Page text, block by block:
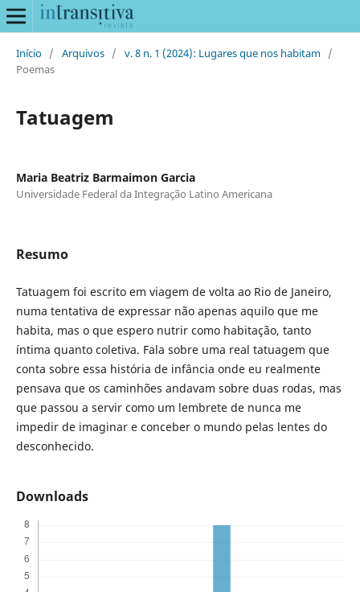
Início / Arquivos / v. 8 n. 1 (2024): Lugares que nos habitam /
Poemas
Tatuagem
Maria Beatriz Barmaimon Garcia
Universidade Federal da Integração Latino Americana
Resumo
Tatuagem foi escrito em viagem de volta ao Rio de Janeiro,
numa tentativa de expressar não apenas aquilo que me
habita, mas o que espero nutrir como habitação, tanto
íntima quanto coletiva. Fala sobre uma real tatuagem que
conta sobre essa história de infância onde eu realmente
pensava que os caminhões andavam sobre duas rodas, mas
que passou a servir como um lembrete de nunca me
impedir de imaginar e conceber o mundo pelas lentes do
desconhecido.
Downloads